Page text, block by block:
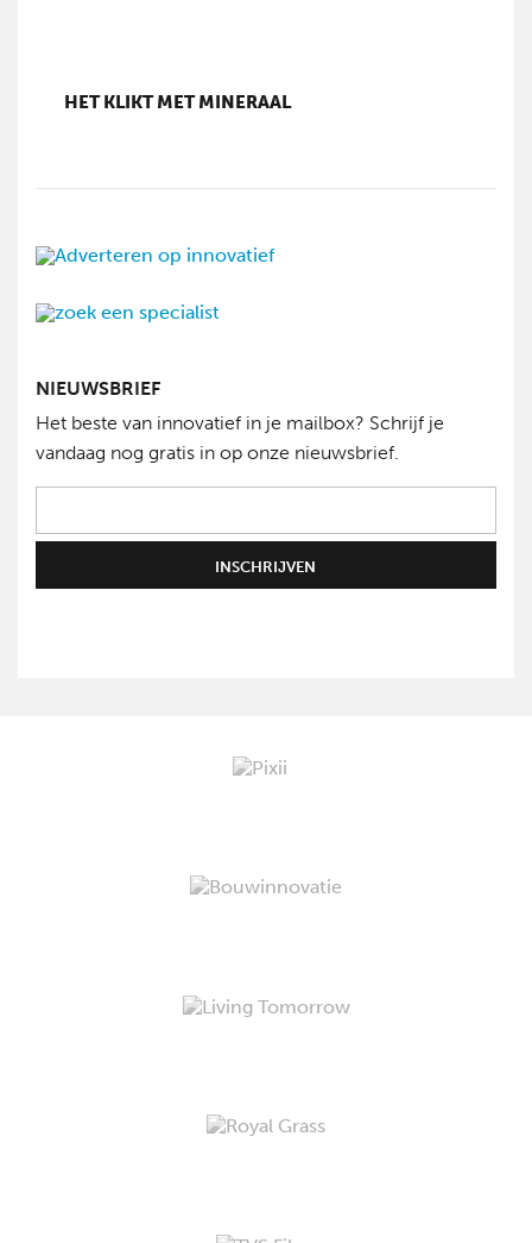
HET KLIKT MET MINERAAL
NIEUWSBRIEF
Het beste van innovatief in je mailbox? Schrijf je
vandaag nog gratis in op onze nieuwsbrief.